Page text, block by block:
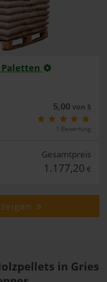
Paletten
5,00 von 5
1 Bewertung
Gesamtpreis
1.177,20 €
in Gries